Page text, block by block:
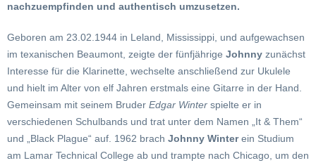
nachzuempfinden und authentisch umzusetzen.
Geboren am 23.02.1944 in Leland, Mississippi, und aufgewachsen
im texanischen Beaumont, zeigte der fünfjährige Johnny zunächst
Interesse für die Klarinette, wechselte anschließend zur Ukulele
und hielt im Alter von elf Jahren erstmals eine Gitarre in der Hand.
Gemeinsam mit seinem Bruder Edgar Winter spielte er in
verschiedenen Schulbands und trat unter dem Namen „It & Them“
und „Black Plague“ auf. 1962 brach Johnny Winterein Studium
am Lamar Technical College ab und trampte nach Chicago, um den